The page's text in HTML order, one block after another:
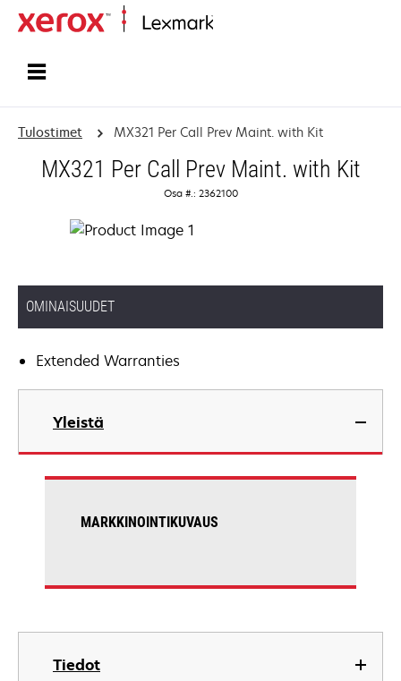
Tulostimet MX321 Per Call Prev Maint. with Kit
MX321 Per Call Prev Maint. with Kit
Osa #.: 2362100
OMINAISUUDET
Extended Warranties
Yleistä
Tiedot
MARKKINOINTIKUVAUS